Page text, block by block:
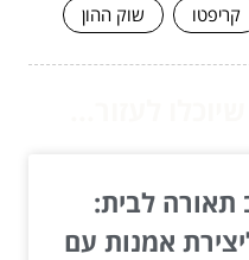
קריפטו שוק ההון
תאורה לבית:
אמנות עם